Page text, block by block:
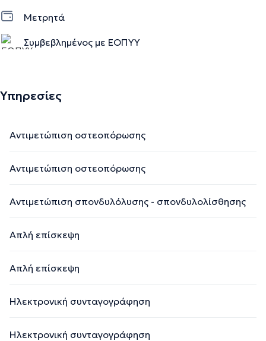
Μετρητά
Συμβεβλημένος με ΕΟΠΥΥ
Υπηρεσίες
Αντιμετώπιση οστεοπόρωσης
Αντιμετώπιση οστεοπόρωσης
Αντιμετώπιση σπονδυλόλυσης - σπονδυλολίσθησης
Απλή επίσκεψη
Απλή επίσκεψη
Ηλεκτρονική συνταγογράφηση
Ηλεκτρονική συνταγογράφηση